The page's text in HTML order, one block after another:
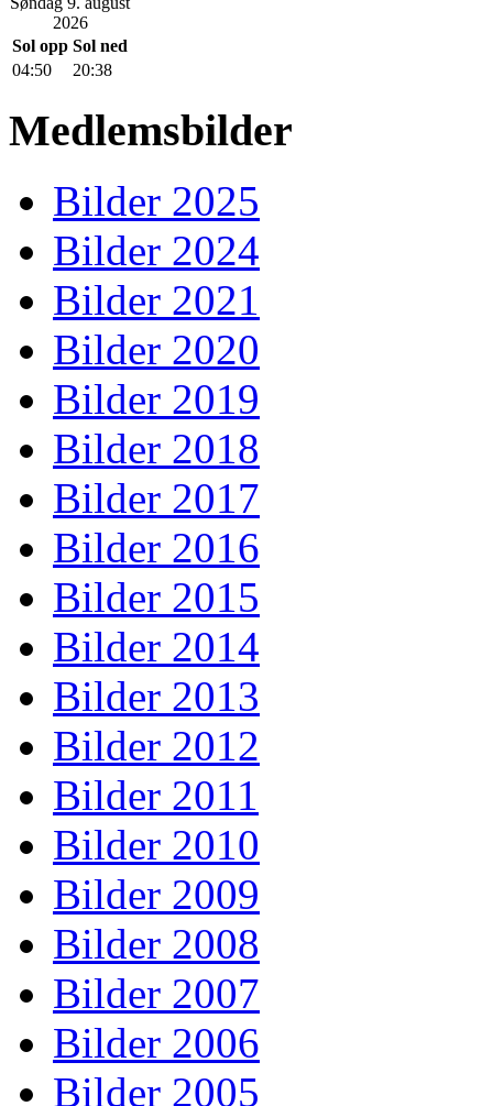
2026
Sol opp Sol ned
04:50
20:38
Medlemsbilder
Bilder 2025
Bilder 2024
Bilder 2021
Bilder 2020
Bilder 2019
Bilder 2018
Bilder 2017
Bilder 2016
Bilder 2015
Bilder 2014
Bilder 2013
Bilder 2012
Bilder 2011
Bilder 2010
Bilder 2009
Bilder 2008
Bilder 2007
Bilder 2006
Bilder 2005